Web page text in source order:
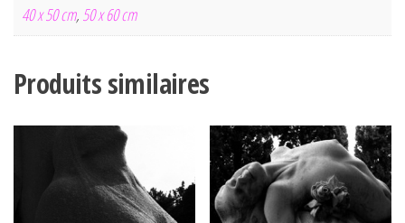
40 x 50 cm, 50 x 60 cm
Produits similaires